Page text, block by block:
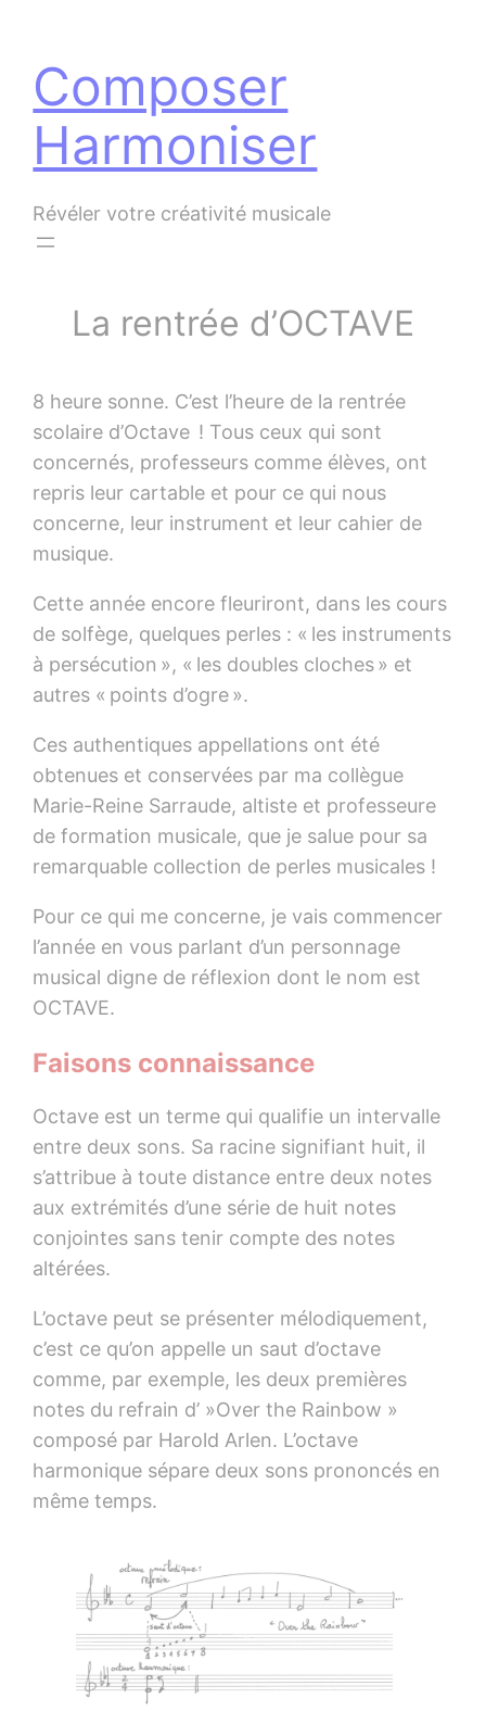
contenu
Composer
Harmoniser
Révéler votre créativité musicale
La rentrée d’OCTAVE
8 heure sonne. C’est l’heure de la rentrée
scolaire d’Octave ! Tous ceux qui sont
concernés, professeurs comme élèves, ont
repris leur cartable et pour ce qui nous
concerne, leur instrument et leur cahier de
musique.
Cette année encore fleuriront, dans les cours
de solfège, quelques perles : « les instruments
à persécution », « les doubles cloches » et
autres « points d’ogre ».
Ces authentiques appellations ont été
obtenues et conservées par ma collègue
Marie-Reine Sarraude, altiste et professeure
de formation musicale, que je salue pour sa
remarquable collection de perles musicales !
Pour ce qui me concerne, je vais commencer
l’année en vous parlant d’un personnage
musical digne de réflexion dont le nom est
OCTAVE.
Faisons connaissance
Octave est un terme qui qualifie un intervalle
entre deux sons. Sa racine signifiant huit, il
s’attribue à toute distance entre deux notes
aux extrémités d’une série de huit notes
conjointes sans tenir compte des notes
altérées.
L’octave peut se présenter mélodiquement,
c’est ce qu’on appelle un saut d’octave
comme, par exemple, les deux premières
notes du refrain d’ »Over the Rainbow »
composé par Harold Arlen. L’octave
harmonique sépare deux sons prononcés en
même temps.